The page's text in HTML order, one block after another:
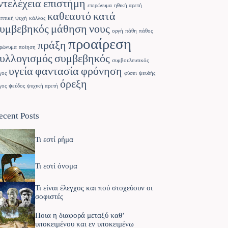
επιστήμη ετερώνυμα ηθική αρετή
ψυχή κάλλος καθεαυτόκατά
μάθηση νους οργή πάθη πάθος
ποίηση πράξη προαίρεση
συμβεβηκός συμβουλευτικός
υγεία φαντασία φρόνηση φύσει ψευδής
ψεύδος ψυχική αρετή όρεξη
Posts
Τι εστί ρήμα
Τι εστί όνομα
Τι είναι έλεγχος και πού στοχεύουν οι
σοφιστές
Ποια η διαφορά μεταξύ καθ’
υποκειμένου και εν υποκειμένω